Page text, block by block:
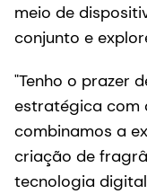
meio de
conjunto e
"Tenho o prazer
estratégica com
combinamos a
criação de
tecnologia